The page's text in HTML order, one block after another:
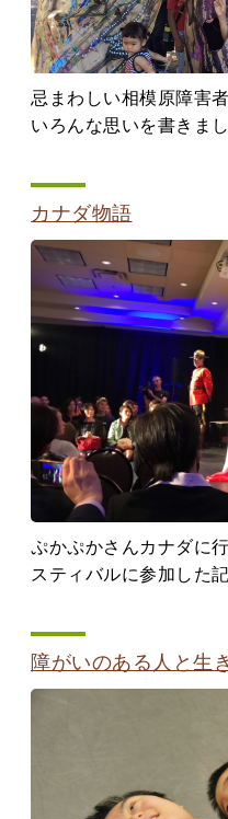
忌まわしい相模原障害
いろんな思いを書きまし
カナダ物語
ぷかぷかさんカナダに
スティバルに参加した
障がいのある人と生